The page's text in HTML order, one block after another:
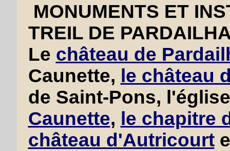
MONUMENTS ET
TREIL DE
Le château de
Caunette, le château
de Saint-Pons,
Caunette, le chapitre
château d'Autricourt